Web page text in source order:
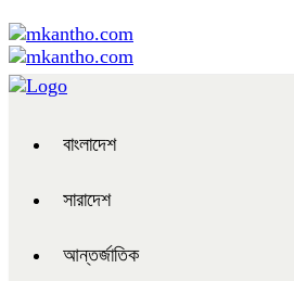
বাংলাদেশ
সারাদেশ
আন্তর্জাতিক